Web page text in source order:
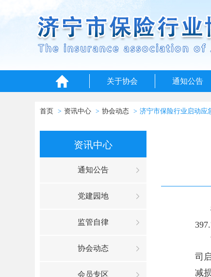
关于协会 通知公告
首页 资讯中心 协会动态 济宁市保险行业启动应
资讯中心
通知公告
党建园地
监管自律
协会动态
会员专区
司
减